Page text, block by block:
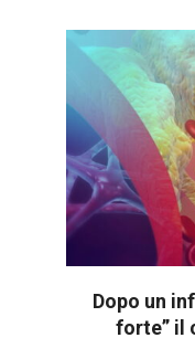
Dopo un
forte” il